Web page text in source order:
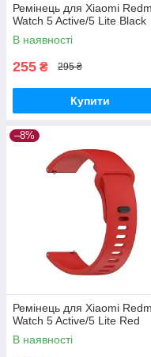
Ремінець для Xiaomi
Watch 5 Active/5 Lite Black
В наявності
255 ₴ 295 ₴
Купити
–8%
Ремінець для Xiaomi
Watch 5 Active/5 Lite Red
В наявності